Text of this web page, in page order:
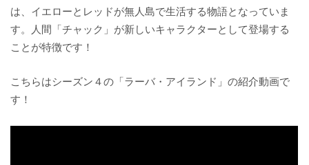
は、イエローとレッドが無人島で生活する物語となっていま
す。人間「チャック」が新しいキャラクターとして登場する
ことが特徴です！
こちらはシーズン４の「ラーバ・アイランド」の紹介動画で
す！